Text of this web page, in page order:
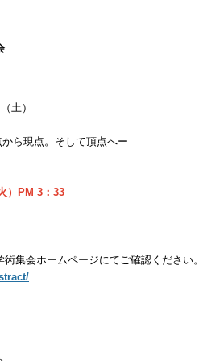
土）
ら現点。そして頂点へー
）PM 3：33
集会ホームページにてご確認ください。